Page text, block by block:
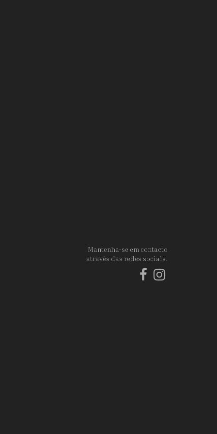
Mantenha-se em contacto
através das redes sociais.
Facebook
Instagram